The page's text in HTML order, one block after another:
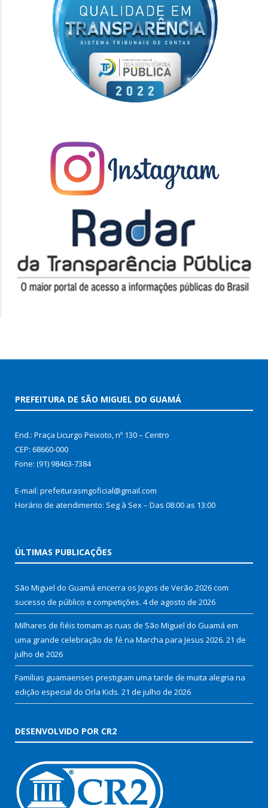
PREFEITURA DE SÃO MIGUEL DO GUAMÁ
End.: Praça Licurgo Peixoto, nº 130 – Centro
CEP: 68660-000
Fone: (91) 98463-7384
E-mail: prefeiturasmgoficial@gmail.com
Horário de atendimento: Seg à Sex – Das 08:00 as 13:00
ÚLTIMAS PUBLICAÇÕES
São Miguel do Guamá encerra os Jogos de Verão 2026 com
sucesso de público e competições. 4 de agosto de 2026
Milhares de fiéis tomam as ruas de São Miguel do Guamá em
uma grande celebração de fé na Marcha para Jesus 2026. 21 de
julho de 2026
Famílias guamaenses prestigiam uma tarde de muita alegria na
edição especial do Orla Kids. 21 de julho de 2026
DESENVOLVIDO POR CR2